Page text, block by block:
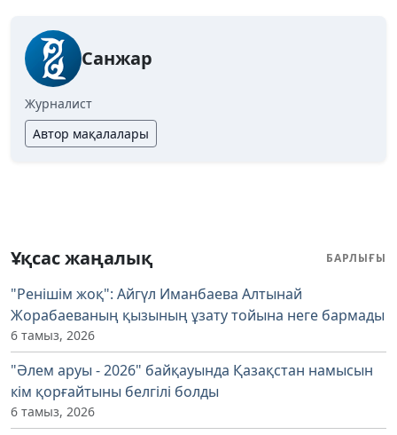
Санжар
Журналист
Автор мақалалары
Ұқсас жаңалық БАРЛЫҒЫ
"Ренішім жоқ": Айгүл Иманбаева Алтынай
Жорабаеваның қызының ұзату тойына неге бармады
6 тамыз, 2026
"Әлем аруы - 2026" байқауында Қазақстан намысын
кім қорғайтыны белгілі болды
6 тамыз, 2026